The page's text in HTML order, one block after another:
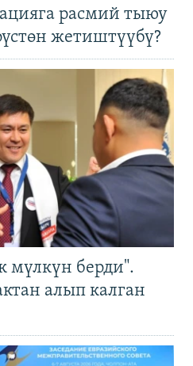
расмий тыюу
жетиштүүбү?
мүлкүн берди".
алып калган